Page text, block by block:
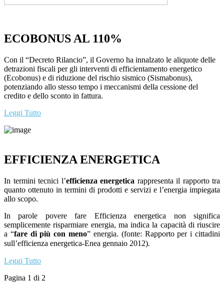
ECOBONUS AL 110%
Con il “Decreto Rilancio”, il Governo ha innalzato le aliquote delle
detrazioni fiscali per gli interventi di efficientamento energetico
(Ecobonus) e di riduzione del rischio sismico (Sismabonus),
potenziando allo stesso tempo i meccanismi della cessione del
credito e dello sconto in fattura.
Leggi Tutto
EFFICIENZA ENERGETICA
In termini tecnici l’efficienza energetica rappresenta il rapporto tra
quanto ottenuto in termini di prodotti e servizi e l’energia impiegata
allo scopo.
In parole povere fare Efficienza energetica non significa
semplicemente risparmiare energia, ma indica la capacità di riuscire
a “fare di più con meno” energia. (fonte: Rapporto per i cittadini
sull’efficienza energetica-Enea gennaio 2012).
Leggi Tutto
Pagina 1 di 2